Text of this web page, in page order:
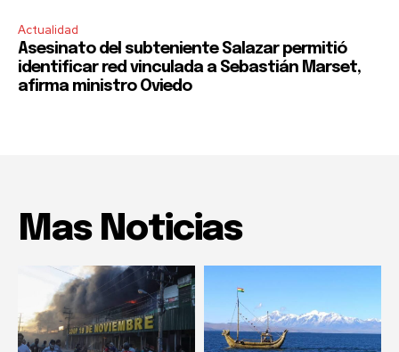
Actualidad
Asesinato del subteniente Salazar permitió
identificar red vinculada a Sebastián Marset,
afirma ministro Oviedo
Mas Noticias